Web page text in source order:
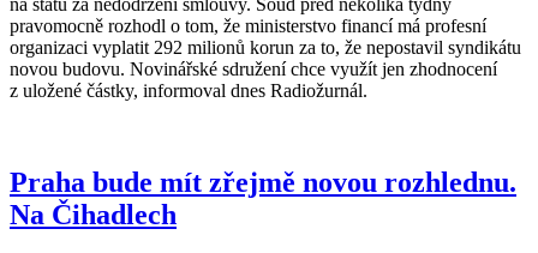
pravomocně rozhodl o tom, že ministerstvo financí má profesní
organizaci vyplatit 292 milionů korun za to, že nepostavil syndikátu
novou budovu. Novinářské sdružení chce využít jen zhodnocení
z uložené částky, informoval dnes Radiožurnál.
Praha bude mít zřejmě novou rozhlednu.
Na Čihadlech